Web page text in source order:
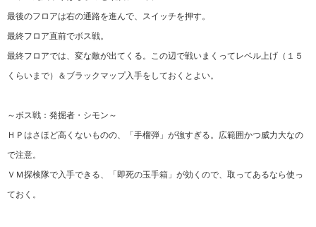
最後のフロアは右の通路を進んで、スイッチを押す。
最終フロア直前でボス戦。
最終フロアでは、変な敵が出てくる。この辺で戦いまくってレベル上げ（１５
くらいまで）＆ブラックマップ入手をしておくとよい。
～ボス戦：発掘者・シモン～
ＨＰはさほど高くないものの、「手榴弾」が強すぎる。広範囲かつ威力大なの
で注意。
ＶＭ探検隊で入手できる、「即死の玉手箱」が効くので、取ってあるなら使っ
ておく。